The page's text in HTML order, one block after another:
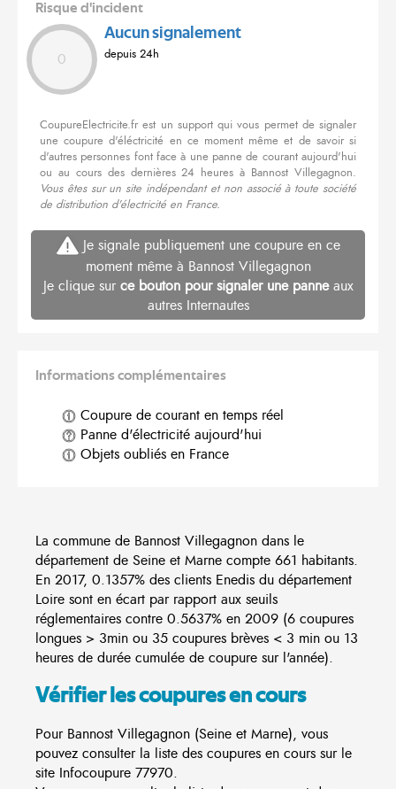
Risque d'incident
0
Aucun signalement
depuis 24h
CoupureElectricite.fr est un support qui vous permet de signaler
une coupure d'éléctricité en ce moment même et de savoir si
d'autres personnes font face à une panne de courant aujourd'hui
ou au cours des dernières 24 heures à Bannost Villegagnon.
Vous êtes sur un site indépendant et non associé à toute société
de distribution d'électricité en France.
Je signale publiquement une coupure en ce
moment même à Bannost Villegagnon
Je clique sur ce bouton pour signaler une panneaux
autres Internautes
Informations complémentaires
Coupure de courant en temps réel
Panne d'électricité aujourd'hui
Objets oubliés en France
La commune de Bannost Villegagnon dans le
département de Seine et Marne compte 661 habitants.
En 2017, 0.1357% des clients Enedis du département
Loire sont en écart par rapport aux seuils
réglementaires contre 0.5637% en 2009 (6 coupures
longues > 3min ou 35 coupures brèves < 3 min ou 13
heures de durée cumulée de coupure sur l'année).
Vérifier les coupures en cours
Pour Bannost Villegagnon (Seine et Marne), vous
pouvez consulter la liste des coupures en cours sur le
site Infocoupure 77970.